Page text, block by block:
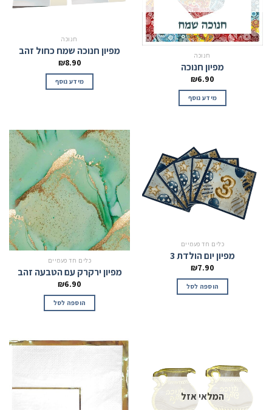
חנוכה
מפיון חנוכה
₪6.90
מידע נוסף
חנוכה
מפיון חנוכה שמח כחול זהב
₪8.90
מידע נוסף
כלים חד פעמיים
מפיון יום הולדת 3
₪7.90
הוספה לסל
כלים חד פעמיים
מפיון ירקרק עם הטבעה זהב
₪6.90
הוספה לסל
המלאי אזל